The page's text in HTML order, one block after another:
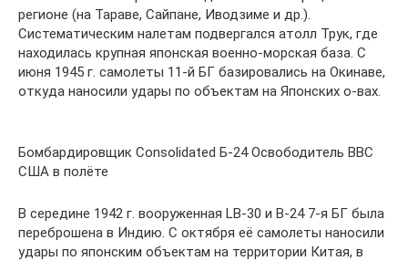
регионе (на Тараве, Сайпане, Иводзиме и др.).
Систематическим налетам подвергался атолл Трук, где
находилась крупная японская военно-морская база. С
июня 1945 г. самолеты 11-й БГ базировались на Окинаве,
откуда наносили удары по объектам на Японских о-вах.
Бомбардировщик Consolidated Б-24 Освободитель ВВС
США в полёте
В середине 1942 г. вооруженная LB-30 и В-24 7-я БГ была
переброшена в Индию. С октября её самолеты наносили
удары по японским объектам на территории Китая, в